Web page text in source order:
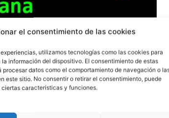
el consentimiento de las cookies
utilizamos tecnologías como las cookies para
información del dispositivo. El consentimiento de estas
procesar datos como el comportamiento de navegación o
este sitio. No consentir o retirar el consentimiento, puede
características y funciones.
Elasticsearch y